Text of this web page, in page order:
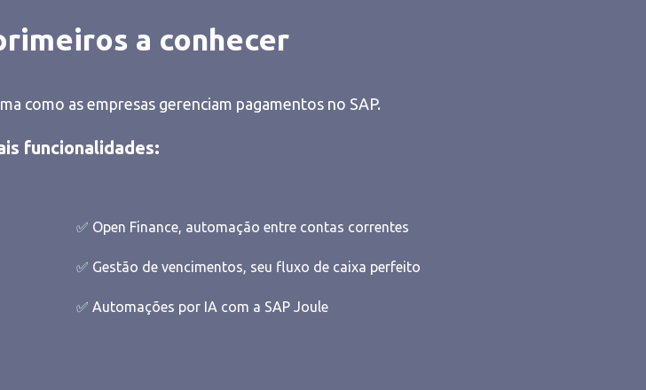
a conhecer
como as empresas gerenciam pagamentos no SAP.
funcionalidades:
✅ Open Finance, automação entre contas correntes
✅ Gestão de vencimentos, seu fluxo de caixa perfeito
✅ Automações por IA com a SAP Joule